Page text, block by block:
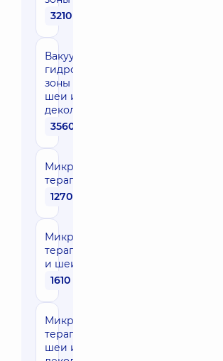
3210 грн
Вакуумный
гидропилинг
зоны лица,
шеи и
декольте
3560 грн
Микротоковая
терапия лица
1270 грн
Микротоковая
терапия лица
и шеи
1610 грн
Микротоковая
терапия лица,
шеи и зоны